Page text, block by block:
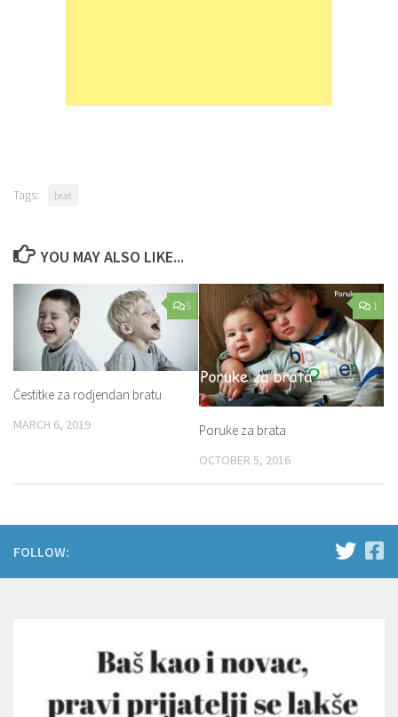
Tags: brat
YOU MAY ALSO LIKE...
5
Čestitke za rodjendan bratu
MARCH 6, 2019
1
Poruke za brata
OCTOBER 5, 2016
FOLLOW: